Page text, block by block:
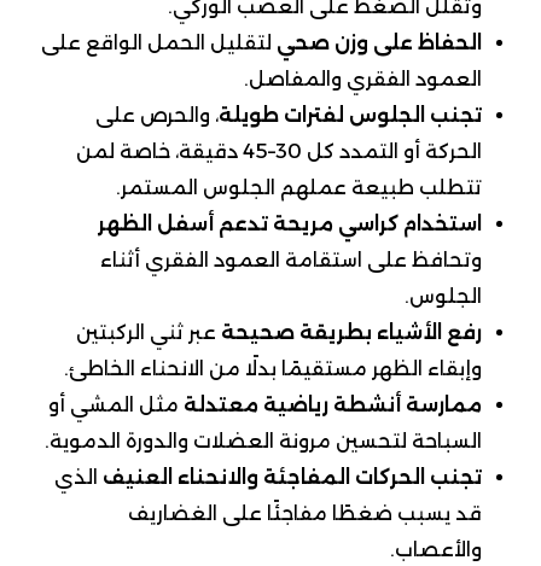
وتقلل الضغط على العصب الوركي.
الحفاظ على وزن صحي لتقليل الحمل الواقع على
العمود الفقري والمفاصل.
تجنب الجلوس لفترات طويلة، والحرص على
الحركة أو التمدد كل 30–45 دقيقة، خاصة لمن
تتطلب طبيعة عملهم الجلوس المستمر.
استخدام كراسي مريحة تدعم أسفل الظهر
وتحافظ على استقامة العمود الفقري أثناء
الجلوس.
رفع الأشياء بطريقة صحيحة عبر ثني الركبتين
وإبقاء الظهر مستقيمًا بدلًا من الانحناء الخاطئ.
ممارسة أنشطة رياضية معتدلة مثل المشي أو
السباحة لتحسين مرونة العضلات والدورة الدموية.
تجنب الحركات المفاجئة والانحناء العنيف الذي
قد يسبب ضغطًا مفاجئًا على الغضاريف
والأعصاب.